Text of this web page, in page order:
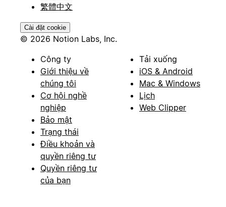
繁體中文
Cài đặt cookie
© 2026 Notion Labs, Inc.
Công ty
Giới thiệu về
chúng tôi
Cơ hội nghề
nghiệp
Bảo mật
Trạng thái
Điều khoản và
quyền riêng tư
Quyền riêng tư
của bạn
Tải xuống
iOS & Android
Mac & Windows
Lịch
Web Clipper